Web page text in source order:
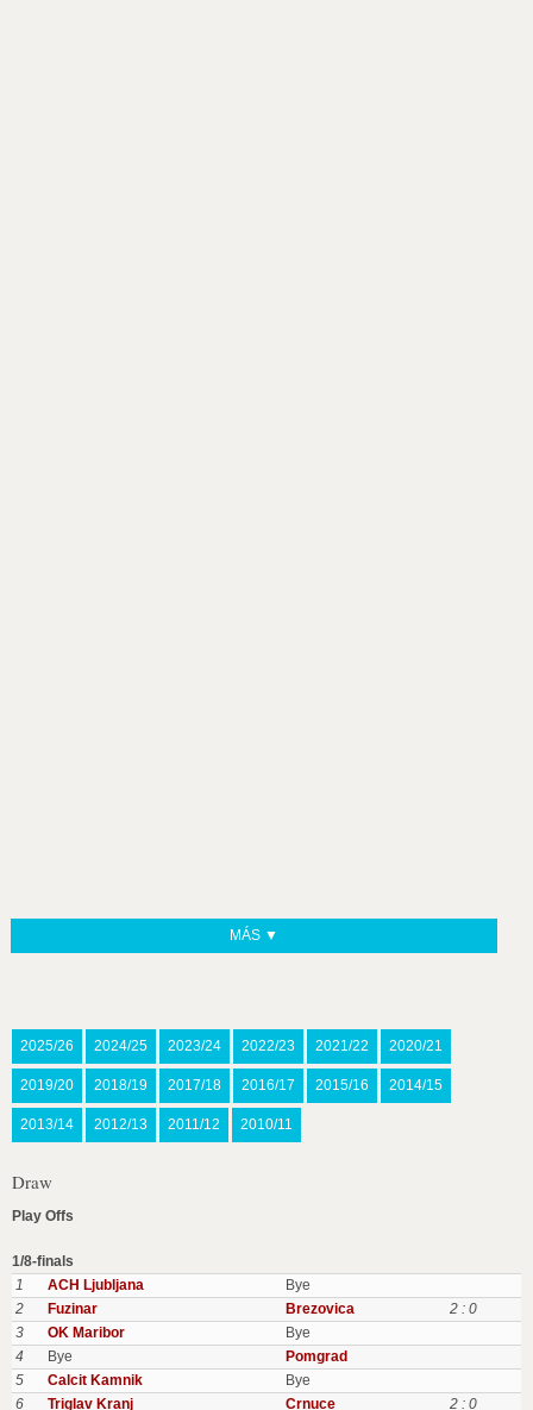
MÁS ▼
2025/26 2024/25 2023/24 2022/23 2021/22 2020/21
2019/20 2018/19 2017/18 2016/17 2015/16 2014/15
2013/14 2012/13 2011/12 2010/11
Draw
Play Offs
1/8-finals
1
ACH Ljubljana
Bye
2
Fuzinar Brezovica
2 : 0
3
OK Maribor
Bye
4
Bye
Pomgrad
5
Calcit Kamnik
Bye
6
Triglav Kranj Crnuce 2 : 0